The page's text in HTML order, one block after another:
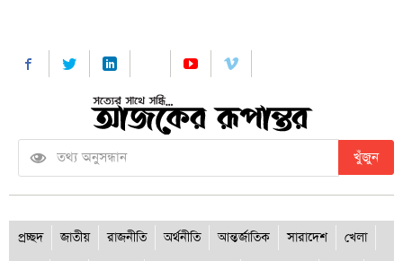
খুঁজুন
প্রচ্ছদ জাতীয় রাজনীতি অর্থনীতি আন্তর্জাতিক সারাদেশ
খেলা